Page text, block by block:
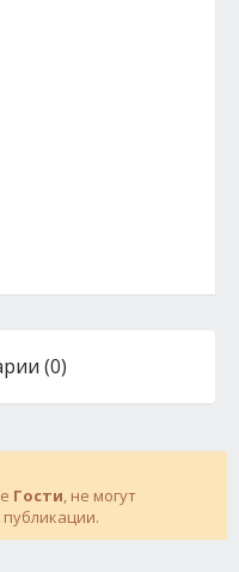
(0)
Гости, не могут